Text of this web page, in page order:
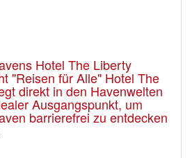
Hotel The Liberty
"Reisen für Alle" Hotel The
direkt in den Havenwelten
Ausgangspunkt, um
barrierefrei zu entdecken